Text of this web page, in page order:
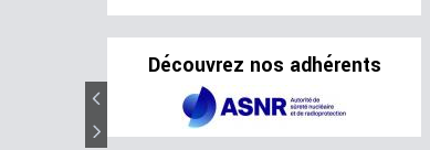
Découvrez nos adhérents